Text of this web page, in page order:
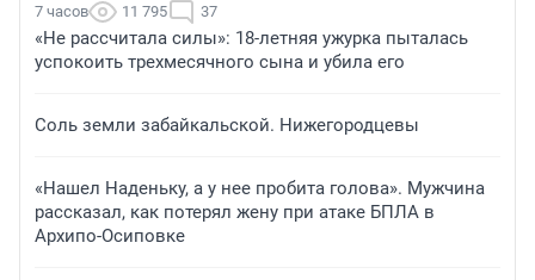
7 часов 11 795 37
«Не рассчитала силы»: 18-летняя ужурка пыталась
успокоить трехмесячного сына и убила его
Соль земли забайкальской. Нижегородцевы
«Нашел Наденьку, а у нее пробита голова». Мужчина
рассказал, как потерял жену при атаке БПЛА в
Архипо-Осиповке